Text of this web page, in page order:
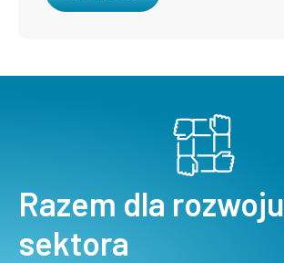
Razem dla rozwoju
sektora